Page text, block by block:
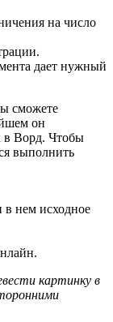
на число
дает нужный
сможете
он
в Ворд. Чтобы
выполнить
в нем исходное
картинку в